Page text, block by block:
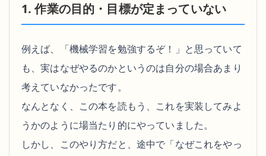
1. 作業の目的・目標が定まっていない
例えば、「機械学習を勉強するぞ！」と思っていて
も、実はなぜやるのかというのは自分の場合あまり
考えていなかったです。
なんとなく、この本を読もう、これを実装してみよ
うかのように場当たり的にやっていました。
しかし、このやり方だと、途中で「なぜこれをやっ